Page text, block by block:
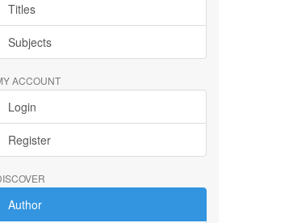
Titles
Subjects
ACCOUNT
Login
Register
Author